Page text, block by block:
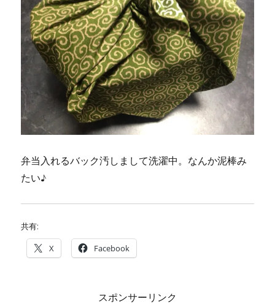
弁当入れるバック汚しまして洗濯中。なんか泥棒み
たい♪
共有:
X Facebook
スポンサーリンク